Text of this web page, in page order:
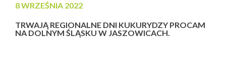
8 WRZEŚNIA 2022
TRWAJĄ REGIONALNE DNI KUKURYDZY PROCAM
NA DOLNYM ŚLĄSKU W JASZOWICACH.